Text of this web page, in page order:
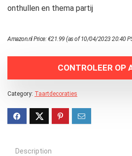
onthullen en thema partij
Amazon.nl Price:€21.99 (as of 10/04/2023 20:40
CONTROLEER OP
Category: Taartdecoraties
Description